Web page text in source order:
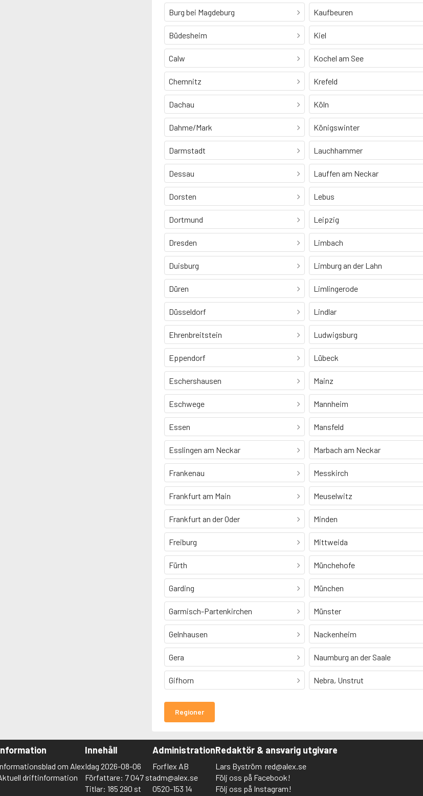
Burg bei Magdeburg
Büdesheim
Calw
Chemnitz
Dachau
Dahme/Mark
Darmstadt
Dessau
Dorsten
Dortmund
Dresden
Duisburg
Düren
Düsseldorf
Ehrenbreitstein
Eppendorf
Eschershausen
Eschwege
Essen
Esslingen am Neckar
Frankenau
Frankfurt am Main
Frankfurt an der Oder
Freiburg
Fürth
Garding
Garmisch-Partenkirchen
Gelnhausen
Gera
Gifhorn
Kaufbeuren
Kiel
Kochel am See
Krefeld
Köln
Königswinter
Lauchhammer
Lauffen am Neckar
Lebus
Leipzig
Limbach
Limburg an der Lahn
Limlingerode
Lindlar
Ludwigsburg
Lübeck
Mainz
Mannheim
Mansfeld
Marbach am Neckar
Messkirch
Meuselwitz
Minden
Mittweida
Münchehofe
München
Münster
Nackenheim
Naumburg an der Saale
Nebra, Unstrut
Regioner
om Alex
driftinformation
Innehåll
Idag 2026-08-06
Författare: 7 047 st
Titlar: 185 290 st
Administration
Forflex AB
adm@alex.se
0520-153 14
Redaktör & ansvarig utgivare
Lars Byström red@alex.se
Följ oss på Facebook!
Följ oss på Instagram!